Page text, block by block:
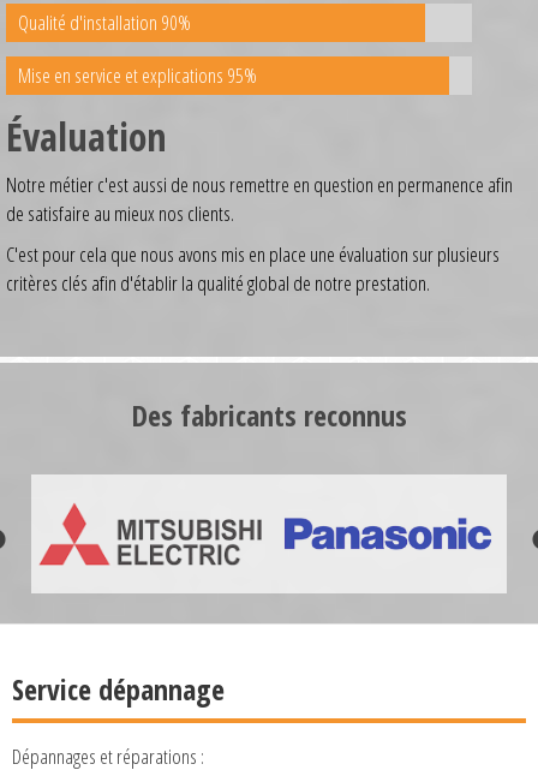
Qualité d'installation 90%
Mise en service et explications 95%
Évaluation
Notre métier c'est aussi de nous remettre en question en permanence afin
de satisfaire au mieux nos clients.
C'est pour cela que nous avons mis en place une évaluation sur plusieurs
critères clés afin d'établir la qualité global de notre prestation.
Des fabricants reconnus
Service dépannage
Dépannages et réparations :